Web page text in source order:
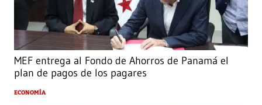
MEF entrega al Fondo de Ahorros de Panamá el
plan de pagos de los pagares
ECONOMÍA